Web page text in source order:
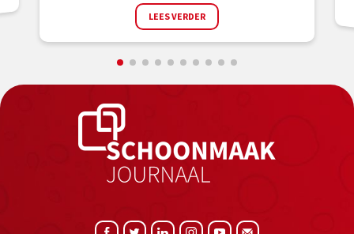
LEES VERDER